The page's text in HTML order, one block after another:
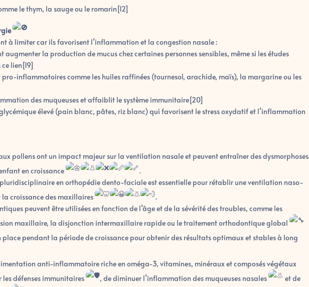
le thym, la sauge ou le romarin[12]
à limiter car ils favorisent l’inflammation et la congestion nasale :
augmenter la production de mucus chez certaines personnes sensibles, même si les études
lien[19]
pro-inflammatoires comme les huiles raffinées (tournesol, arachide, maïs), la margarine ou les
des muqueuses et affaiblit le système immunitaire[20]
élevé (pain blanc, pâtes, riz blanc) qui favorisent le stress oxydatif et l’inflammation
pollens ont un impact majeur sur la ventilation nasale et peuvent entraîner des dysmorphoses
en croissance
.
pluridisciplinaire en orthopédie dento-faciale est essentielle pour rétablir une ventilation naso-
croissance des maxillaires
.
peuvent être utilisées en fonction de l’âge et de la sévérité des troubles, comme les
maxillaire, la disjonction intermaxillaire rapide ou le traitement orthodontique global
place pendant la période de croissance pour obtenir des résultats optimaux et stables à long
anti-inflammatoire riche en oméga-3, vitamines, minéraux et composés végétaux
défenses immunitaires
, de diminuer l’inflammation des muqueuses nasales
et de